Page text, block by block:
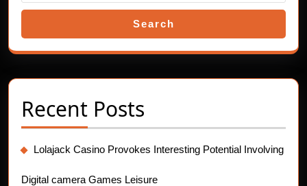
Search
Recent Posts
Lolajack Casino Provokes Interesting Potential Involving
Digital camera Games Leisure